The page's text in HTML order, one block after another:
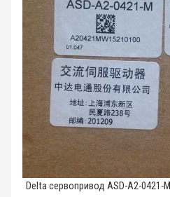
Delta сервопривод ASD-A2-0421-M